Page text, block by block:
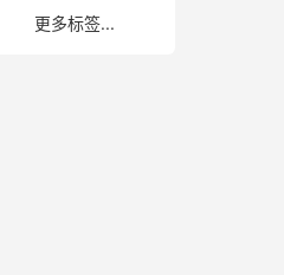
更多标签...